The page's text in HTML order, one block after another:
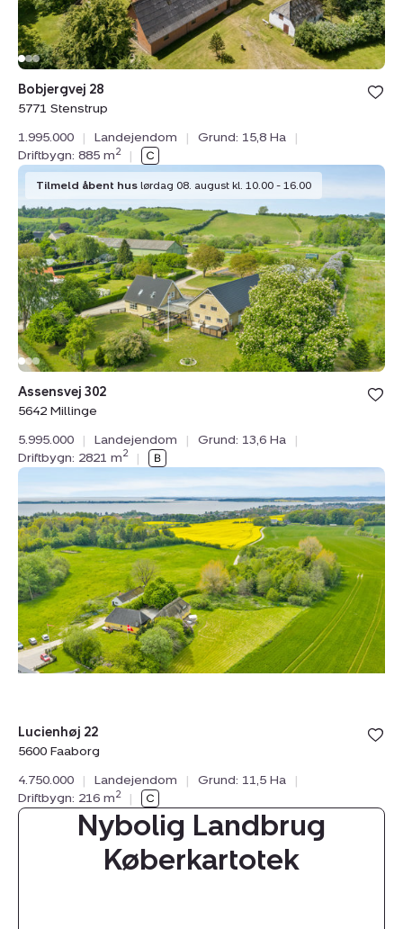
Bobjergvej 28
5771 Stenstrup
1.995.000
| Landejendom | Grund: 15,8 Ha
|
Driftbygn: 885 m2 |
Landejendom:
Assensvej
302,
5642
Millinge
Tilmeld åbent hus lørdag 08. august kl. 10.00 - 16.00
Assensvej 302
5642 Millinge
5.995.000
| Landejendom | Grund: 13,6 Ha
|
Driftbygn: 2821 m2 |
Landejendom:
Lucienhøj
22,
5600
Faaborg
Lucienhøj 22
5600 Faaborg
4.750.000
| Landejendom | Grund: 11,5 Ha
|
Driftbygn: 216 m2 |
Nybolig Landbrug
Køberkartotek